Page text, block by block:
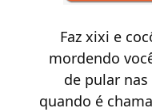
Faz xixi e
mordendo
de pular
quando é